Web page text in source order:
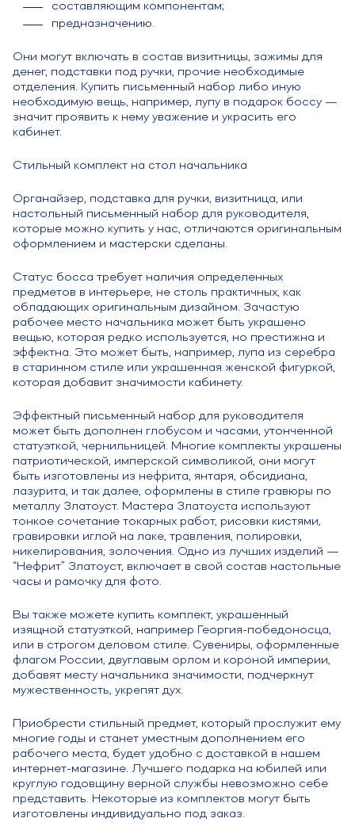
составляющим компонентам;
предназначению.
Они могут включать в состав визитницы, зажимы для
денег, подставки под ручки, прочие необходимые
отделения. Купить письменный набор либо иную
необходимую вещь, например, лупу в подарок боссу —
значит проявить к нему уважение и украсить его
кабинет.
Стильный комплект на стол начальника
Органайзер, подставка для ручки, визитница, или
настольный письменный набор для руководителя,
которые можно купить у нас, отличаются оригинальным
оформлением и мастерски сделаны.
Статус босса требует наличия определенных
предметов в интерьере, не столь практичных, как
обладающих оригинальным дизайном. Зачастую
рабочее место начальника может быть украшено
вещью, которая редко используется, но престижна и
эффектна. Это может быть, например, лупа из серебра
в старинном стиле или украшенная женской фигуркой,
которая добавит значимости кабинету.
Эффектный письменный набор для руководителя
может быть дополнен глобусом и часами, утонченной
статуэткой, чернильницей. Многие комплекты украшены
патриотической, имперской символикой, они могут
быть изготовлены из нефрита, янтаря, обсидиана,
лазурита, и так далее, оформлены в стиле гравюры по
металлу Златоуст. Мастера Златоуста используют
тонкое сочетание токарных работ, рисовки кистями,
гравировки иглой на лаке, травления, полировки,
никелирования, золочения. Одно из лучших изделий —
“Нефрит” Златоуст, включает в свой состав настольные
часы и рамочку для фото.
Вы также можете купить комплект, украшенный
изящной статуэткой, например Георгия-победоносца,
или в строгом деловом стиле. Сувениры, оформленные
флагом России, двуглавым орлом и короной империи,
добавят месту начальника значимости, подчеркнут
мужественность, укрепят дух.
Приобрести стильный предмет, который прослужит ему
многие годы и станет уместным дополнением его
рабочего места, будет удобно с доставкой в нашем
интернет-магазине. Лучшего подарка на юбилей или
круглую годовщину верной службы невозможно себе
представить. Некоторые из комплектов могут быть
изготовлены индивидуально под заказ.